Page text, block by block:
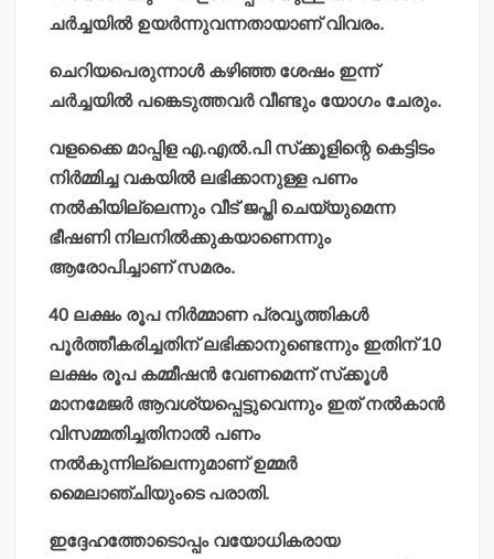
ചര്‍ച്ചയില്‍ ഉയര്‍ന്നുവന്നതായാണ് വിവരം.
ചെറിയപെരുന്നാള്‍ കഴിഞ്ഞ ശേഷം ഇന്ന്
ചര്‍ച്ചയില്‍ പങ്കെടുത്തവര്‍ വീണ്ടും യോഗം ചേരും.
വളക്കൈ മാപ്പിള എ.എല്‍.പി സ്‌ക്കൂളിന്റെ കെട്ടിടം
നിര്‍മ്മിച്ച വകയില്‍ ലഭിക്കാനുള്ള പണം
നല്‍കിയില്ലെന്നും വീട് ജപ്തി ചെയ്യുമെന്ന
ഭീഷണി നിലനില്‍ക്കുകയാണെന്നും
ആരോപിച്ചാണ് സമരം.
40 ലക്ഷം രൂപ നിര്‍മ്മാണ പ്രവൃത്തികള്‍
പൂര്‍ത്തീകരിച്ചതിന് ലഭിക്കാനുണ്ടെന്നും ഇതിന് 10
ലക്ഷം രൂപ കമ്മീഷന്‍ വേണമെന്ന് സ്‌ക്കൂള്‍
മാനമേജര്‍ ആവശ്യപ്പെട്ടുവെന്നും ഇത് നല്‍കാന്‍
വിസമ്മതിച്ചതിനാല്‍ പണം
നല്‍കുന്നില്ലെന്നുമാണ് ഉമ്മര്‍
മൈലാഞ്ചിയുംടെ പരാതി.
ഇദ്ദേഹത്തോടൊപ്പം വയോധികരായ